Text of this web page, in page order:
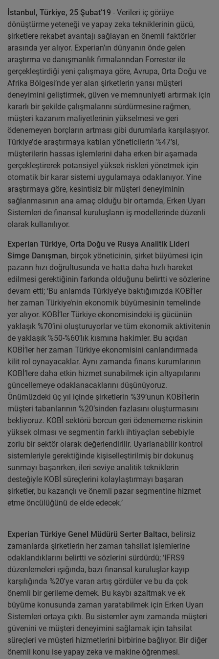
İstanbul, Türkiye, 25 Şubat'19 - Verileri iç görüye
dönüştürme yeteneği ve yapay zeka tekniklerinin gücü,
şirketlere rekabet avantajı sağlayan en önemli faktörler
arasında yer alıyor. Experian’ın dünyanın önde gelen
araştırma ve danışmanlık firmalarından Forrester ile
gerçekleştirdiği yeni çalışmaya göre, Avrupa, Orta Doğu ve
Afrika Bölgesi’nde yer alan şirketlerin yarısı müşteri
deneyimini geliştirmek, güven ve memnuniyeti artırmak için
kararlı bir şekilde çalışmalarını sürdürmesine rağmen,
müşteri kazanım maliyetlerinin yükselmesi ve geri
ödenemeyen borçların artması gibi durumlarla karşılaşıyor.
Türkiye’de araştırmaya katılan yöneticilerin %47’si,
müşterilerin hassas işlemlerini daha erken bir aşamada
gerçekleştirerek potansiyel yüksek riskleri yönetmek için
otomatik bir karar sistemi uygulamaya odaklanıyor. Yine
araştırmaya göre, kesintisiz bir müşteri deneyiminin
sağlanmasının ana amaç olduğu bir ortamda, Erken Uyarı
Sistemleri de finansal kuruluşların iş modellerinde düzenli
olarak kullanılıyor.
Experian Türkiye, Orta Doğu ve Rusya Analitik Lideri
Simge Danışman, birçok yöneticinin, şirket büyümesi için
pazarın hızı doğrultusunda ve hatta daha hızlı hareket
edilmesi gerektiğinin farkında olduğunu belirtti ve sözlerine
devam etti; ‘Bu anlamda Türkiye’ye baktığımızda KOBİ’ler
her zaman Türkiye’nin ekonomik büyümesinin temelinde
yer alıyor. KOBİ’ler Türkiye ekonomisindeki iş gücünün
yaklaşık %70’ini oluşturuyorlar ve tüm ekonomik aktivitenin
de yaklaşık %50-%60’lık kısmına hakimler. Bu açıdan
KOBİ’ler her zaman Türkiye ekonomisini canlandırmada
kilit rol oynayacaklar. Aynı zamanda finans kurumlarının
KOBİ’lere daha etkin hizmet sunabilmek için altyapılarını
güncellemeye odaklanacaklarını düşünüyoruz.
Önümüzdeki üç yıl içinde şirketlerin %39’unun KOBİ’lerin
müşteri tabanlarının %20’sinden fazlasını oluşturmasını
bekliyoruz. KOBİ sektörü borcun geri ödenememe riskinin
yüksek olması ve segmentin farklı ihtiyaçları sebebiyle
zorlu bir sektör olarak değerlendirilir. Uyarlanabilir kontrol
sistemleriyle gerektiğinde kişiselleştirilmiş bir dokunuş
sunmayı başarırken, ileri seviye analitik tekniklerin
desteğiyle KOBİ süreçlerini kolaylaştırmayı başaran
şirketler, bu kazançlı ve önemli pazar segmentine hizmet
etme öncülüğünü de elde edecek.’
Experian Türkiye Genel Müdürü Serter Baltacı, belirsiz
zamanlarda şirketlerin her zaman tahsilat işlemlerine
odaklandıklarını belirtti ve sözlerini sürdürdü; ‘IFRS9
düzenlemeleri ışığında, bazı finansal kuruluşlar kayıp
karşılığında %20'ye varan artış gördüler ve bu da çok
önemli bir gerileme demek. Bu kaybı azaltmak ve ek
büyüme konusunda zaman yaratabilmek için Erken Uyarı
Sistemleri ortaya çıktı. Bu sistemler aynı zamanda müşteri
güvenini ve müşteri deneyimini sağlamak için tahsilat
süreçleri ve müşteri hizmetlerini birbirine bağlıyor. Bir diğer
önemli konu ise yapay zeka ve makine öğrenmesi.